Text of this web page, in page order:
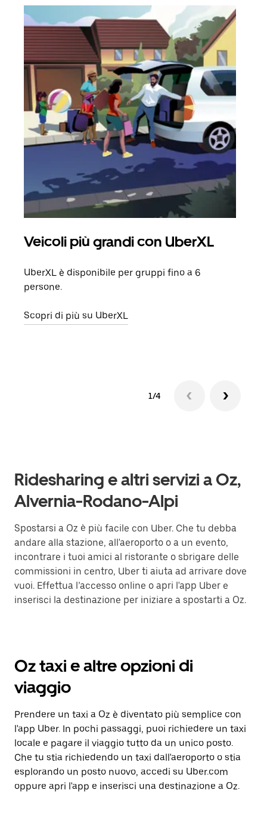
Veicoli più grandi con UberXL
UberXL è disponibile per gruppi fino a 6
persone.
Scopri di più su UberXL
1/4
Ridesharing e altri servizi a Oz,
Alvernia-Rodano-Alpi
Spostarsi a Oz è più facile con Uber. Che tu debba
andare alla stazione, all'aeroporto o a un evento,
incontrare i tuoi amici al ristorante o sbrigare delle
commissioni in centro, Uber ti aiuta ad arrivare dove
vuoi. Effettua l’accesso online o apri l'app Uber e
inserisci la destinazione per iniziare a spostarti a Oz.
Oz taxi e altre opzioni di
viaggio
Prendere un taxi a Oz è diventato più semplice con
l'app Uber. In pochi passaggi, puoi richiedere un taxi
locale e pagare il viaggio tutto da un unico posto.
Che tu stia richiedendo un taxi dall'aeroporto o stia
esplorando un posto nuovo, accedi su Uber.com
oppure apri l'app e inserisci una destinazione a Oz.